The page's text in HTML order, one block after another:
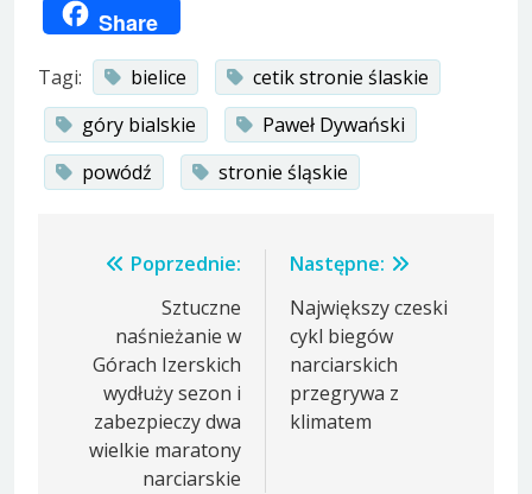
Share
Tagi: bielice
cetik stronie ślaskie
góry bialskie
Paweł Dywański
powódź
stronie śląskie
Nawigacja
Poprzednie:
Sztuczne
naśnieżanie w
Górach Izerskich
wydłuży sezon i
zabezpieczy dwa
wielkie maratony
narciarskie
Następne:
Największy czeski
cykl biegów
narciarskich
przegrywa z
klimatem